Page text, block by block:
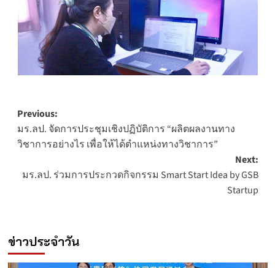
Post
navigation
Previous:
มร.ลป. จัดการประชุมเชิงปฏิบัติการ “ผลิตผลงานทาง
วิชาการอย่างไร เพื่อให้ได้ตำแหน่งทางวิชาการ”
Next:
มร.ลป. ร่วมการประกวดกิจกรรม Smart Start Idea by GSB
Startup
ข่าวประจำวัน